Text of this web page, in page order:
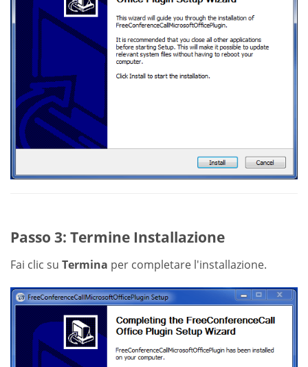
Passo 3: Termine Installazione
Fai clic su Termina per completare l'installazione.